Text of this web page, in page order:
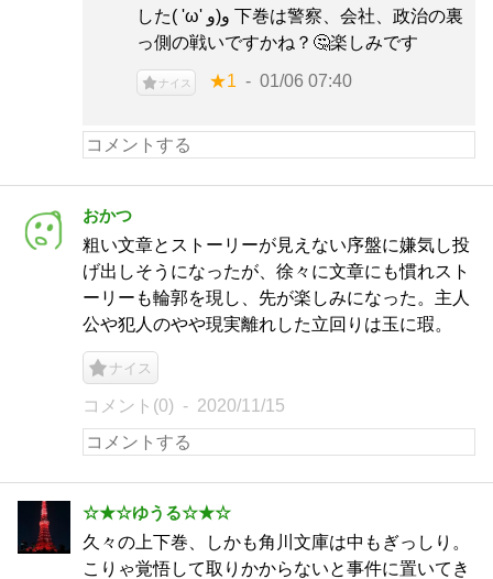
した( 'ω' و(و 下巻は警察、会社、政治の裏
っ側の戦いですかね？🤔楽しみです
ナイス ★1 01/06 07:40
おかつ
粗い文章とストーリーが見えない序盤に嫌気し投
げ出しそうになったが、徐々に文章にも慣れスト
ーリーも輪郭を現し、先が楽しみになった。主人
公や犯人のやや現実離れした立回りは玉に瑕。
ナイス
コメント(0) 2020/11/15
☆★☆ゆうる☆★☆
久々の上下巻、しかも角川文庫は中もぎっしり。
こりゃ覚悟して取りかからないと事件に置いてき